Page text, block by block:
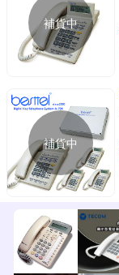
補貨中
補貨中